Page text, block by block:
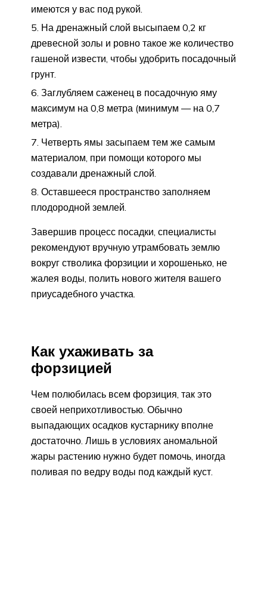
имеются у вас под рукой.
На дренажный слой высыпаем 0,2 кг
древесной золы и ровно такое же количество
гашеной извести, чтобы удобрить посадочный
грунт.
Заглубляем саженец в посадочную яму
максимум на 0,8 метра (минимум — на 0,7
метра).
Четверть ямы засыпаем тем же самым
материалом, при помощи которого мы
создавали дренажный слой.
Оставшееся пространство заполняем
плодородной землей.
Завершив процесс посадки, специалисты
рекомендуют вручную утрамбовать землю
вокруг стволика форзиции и хорошенько, не
жалея воды, полить нового жителя вашего
приусадебного участка.
Как ухаживать за
форзицией
Чем полюбилась всем форзиция, так это
своей неприхотливостью. Обычно
выпадающих осадков кустарнику вполне
достаточно. Лишь в условиях аномальной
жары растению нужно будет помочь, иногда
поливая по ведру воды под каждый куст.